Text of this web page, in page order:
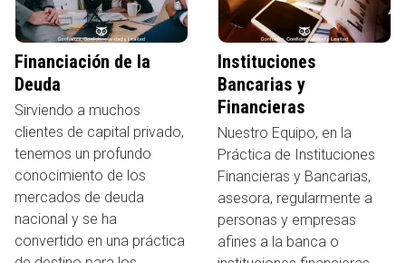
Financiación de la
Deuda
Sirviendo a muchos
clientes de capital privado,
tenemos un profundo
conocimiento de los
mercados de deuda
nacional y se ha
convertido en una práctica
Instituciones
Bancarias y
Financieras
Nuestro Equipo, en la
Práctica de Instituciones
Financieras y Bancarias,
asesora, regularmente a
personas y empresas
afines a la banca o